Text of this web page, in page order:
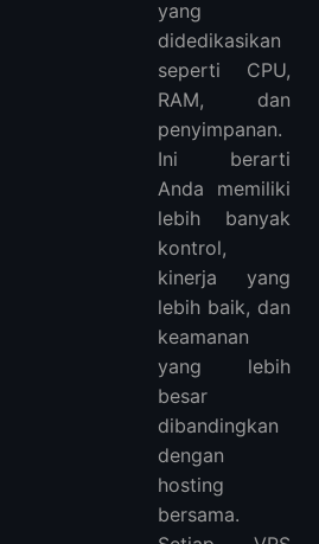
yang
didedikasikan
seperti CPU,
RAM, dan
penyimpanan.
Ini berarti
Anda memiliki
lebih banyak
kontrol,
kinerja yang
lebih baik, dan
keamanan
yang lebih
besar
dibandingkan
dengan
hosting
bersama.